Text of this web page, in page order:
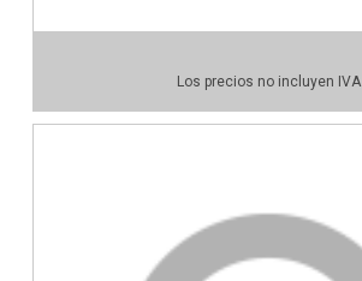
Los precios no incluyen IVA